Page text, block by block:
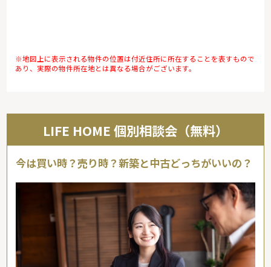
※地図上に表示される物件の位置は付近住所に所在することを表すもので
あり、実際の物件所在地とは異なる場合がございます。
LIFE HOME 個別相談会（無料）
今は買い時？売り時？新築と中古どっちがいいの？